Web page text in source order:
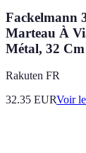
Fackelmann
Marteau À
Métal, 32 Cm
Rakuten FR
32.35 EURVoir